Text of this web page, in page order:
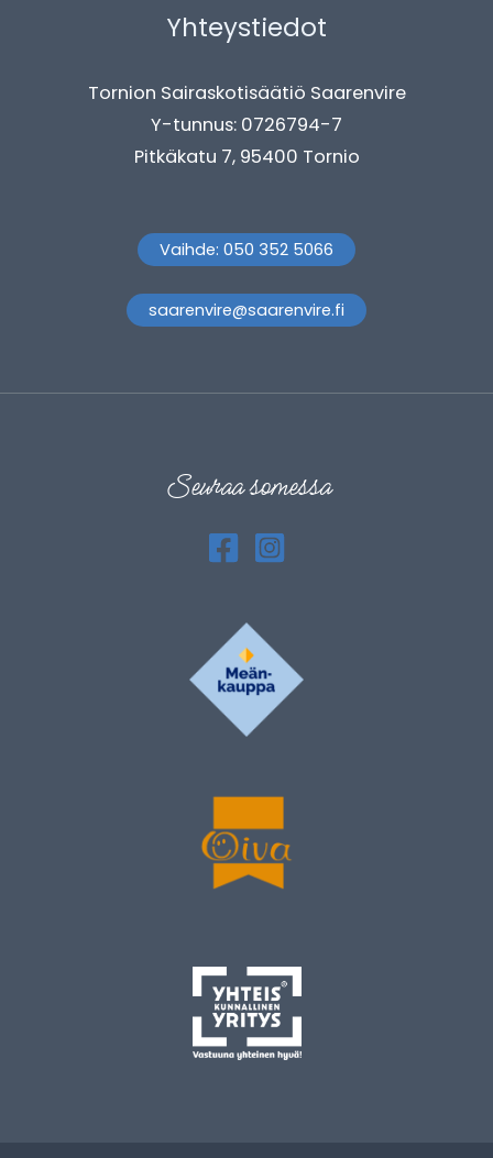
Yhteystiedot
Tornion Sairaskotisäätiö Saarenvire
Y-tunnus: 0726794-7
Pitkäkatu 7, 95400 Tornio
Vaihde: 050 352 5066
saarenvire@saarenvire.fi
Seuraa somessa